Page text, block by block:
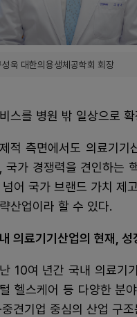
성욱 대한의용생체공학회 회장
스를 병원 밖 일상으로
적 측면에서도 의료기
국가 경쟁력을 견인하는
어 국가 브랜드 가치 제
산업이라 할 수 있다.
의료기기산업의 현재, 성
10여 년간 국내 의료기
헬스케어 등 다양한 분
중견기업 중심의 산업 구